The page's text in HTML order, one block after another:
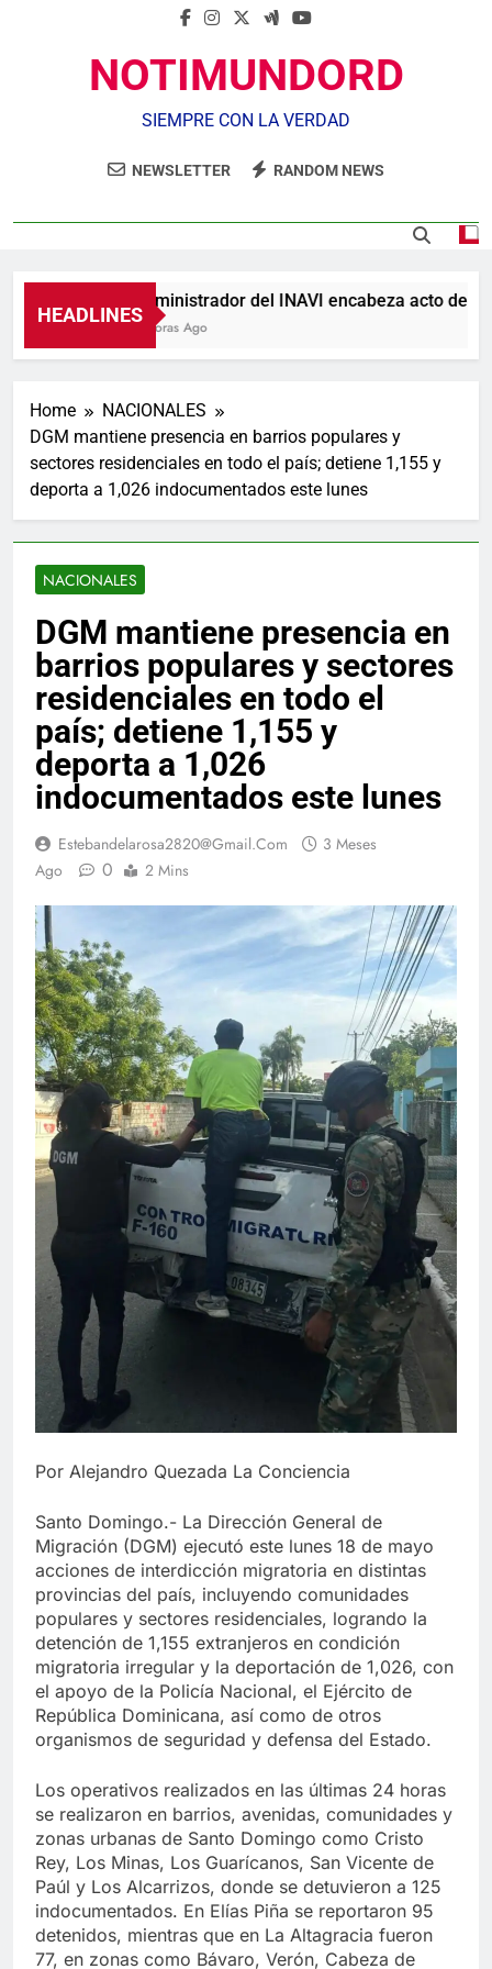
NOTIMUNDORD
SIEMPRE CON LA VERDAD
NEWSLETTER RANDOM NEWS
HEADLINES
Administrador del INAVI encabeza acto de
7 Horas Ago
Home
NACIONALES
DGM mantiene presencia en barrios populares y
sectores residenciales en todo el país; detiene 1,155 y
deporta a 1,026 indocumentados este lunes
NACIONALES
DGM mantiene presencia en
barrios populares y sectores
residenciales en todo el
país; detiene 1,155 y
deporta a 1,026
indocumentados este lunes
Estebandelarosa2820@gmail.com
3 Meses
Ago
0 2 Mins
Por Alejandro Quezada La Conciencia
Santo Domingo.- La Dirección General de
Migración (DGM) ejecutó este lunes 18 de mayo
acciones de interdicción migratoria en distintas
provincias del país, incluyendo comunidades
populares y sectores residenciales, logrando la
detención de 1,155 extranjeros en condición
migratoria irregular y la deportación de 1,026, con
el apoyo de la Policía Nacional, el Ejército de
República Dominicana, así como de otros
organismos de seguridad y defensa del Estado.
Los operativos realizados en las últimas 24 horas
se realizaron en barrios, avenidas, comunidades y
zonas urbanas de Santo Domingo como Cristo
Rey, Los Minas, Los Guarícanos, San Vicente de
Paúl y Los Alcarrizos, donde se detuvieron a 125
indocumentados. En Elías Piña se reportaron 95
detenidos, mientras que en La Altagracia fueron
77, en zonas como Bávaro, Verón, Cabeza de